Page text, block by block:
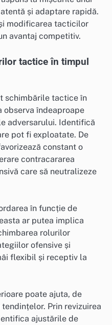
și adaptare rapidă.
modificarea tacticilor
avantaj competitiv.
tactice în timpul
schimbările tactice în
observa îndeaproape
adversarului. Identifică
pot fi exploatate. De
constant o
contracararea
care să neutralizeze
în funcție de
ar putea implica
rolurilor
ofensive și
flexibil și receptiv la
poate ajuta, de
Prin revizuirea
ajustările de